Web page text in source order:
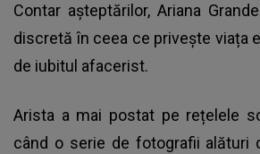
Contar așteptărilor, Ariana
discretă în ceea ce privește viața
de iubitul afacerist.
Arista a mai postat pe rețelele
când o serie de fotografii alături